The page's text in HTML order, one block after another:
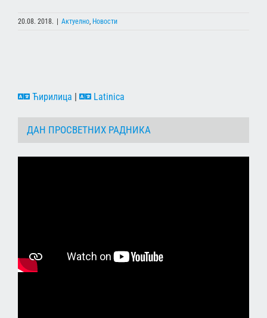
20.08. 2018. | Актуелно Новости
Ћирилица | Latinica
ДАН ПРОСВЕТНИХ РАДНИКА